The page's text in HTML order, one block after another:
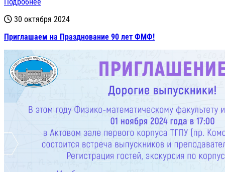
30 октября 2024
Приглашаем на Празднование 90 лет ФМФ!